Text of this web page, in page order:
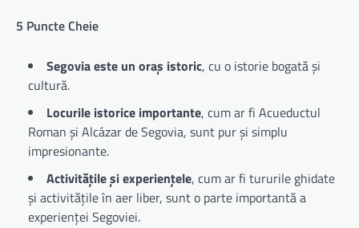
5 Puncte Cheie
Segovia este un oraș istoric, cu o istorie bogată și
cultură.
Locurile istorice importante, cum ar fi Acueductul
Roman și Alcázar de Segovia, sunt pur și simplu
impresionante.
Activitățile și experiențele, cum ar fi tururile ghidate
și activitățile în aer liber, sunt o parte importantă a
experienței Segoviei.